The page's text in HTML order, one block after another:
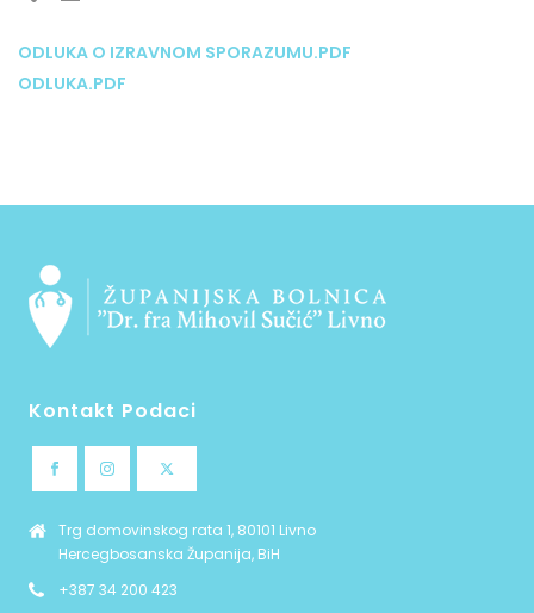
ODLUKA O IZRAVNOM SPORAZUMU.PDF
ODLUKA.PDF
Kontakt Podaci
Trg domovinskog rata 1, 80101 Livno
Hercegbosanska Županija, BiH
+387 34 200 423